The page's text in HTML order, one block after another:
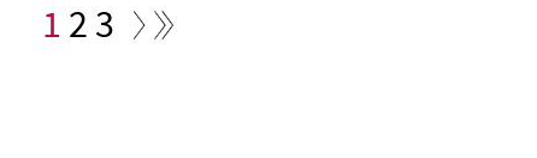
Aktuelle
1 Seite
2Seite
3